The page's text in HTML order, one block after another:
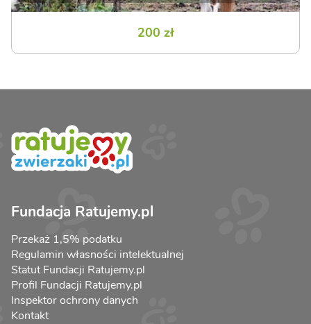
200 zł
Fundacja Ratujemy.pl
Przekaż 1,5% podatku
Regulamin własności intelektualnej
Statut Fundacji Ratujemy.pl
Profil Fundacji Ratujemy.pl
Inspektor ochrony danych
Kontakt